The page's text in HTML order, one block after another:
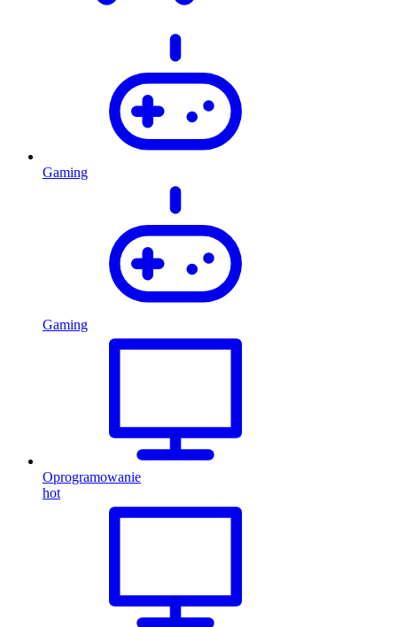
Gaming
Gaming
Oprogramowanie
hot